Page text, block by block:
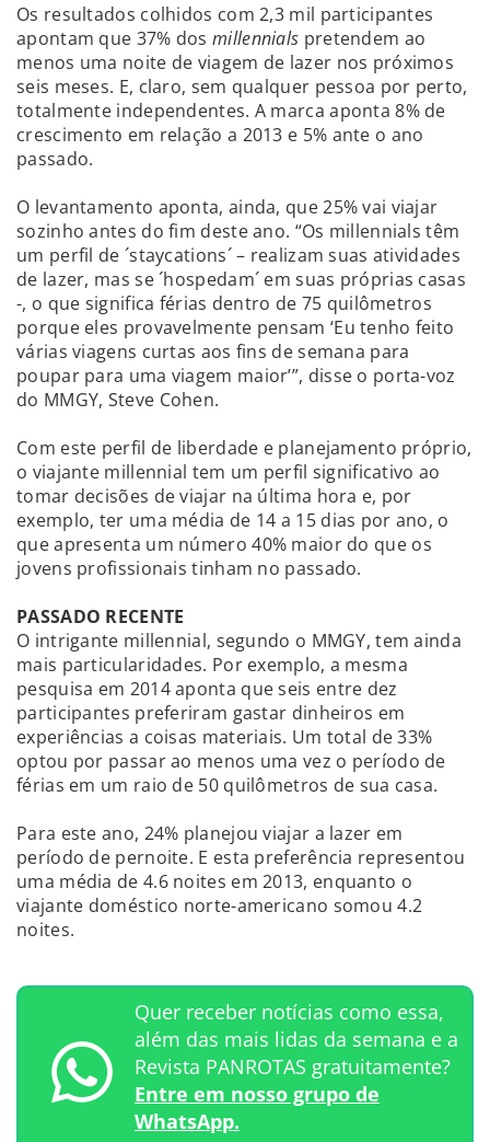
Os resultados colhidos com 2,3 mil participantes
apontam que 37% dosmillennials pretendem ao
menos uma noite de viagem de lazer nos próximos
seis meses. E, claro, sem qualquer pessoa por perto,
totalmente independentes. A marca aponta 8% de
crescimento em relação a 2013 e 5% ante o ano
passado.
O levantamento aponta, ainda, que 25% vai viajar
sozinho antes do fim deste ano. “Os millennials têm
um perfil de ´staycations´ – realizam suas atividades
de lazer, mas se ´hospedam´ em suas próprias casas
-, o que significa férias dentro de 75 quilômetros
porque eles provavelmente pensam ‘Eu tenho feito
várias viagens curtas aos fins de semana para
poupar para uma viagem maior’”, disse o porta-voz
do MMGY, Steve Cohen.
Com este perfil de liberdade e planejamento próprio,
o viajante millennial tem um perfil significativo ao
tomar decisões de viajar na última hora e, por
exemplo, ter uma média de 14 a 15 dias por ano, o
que apresenta um número 40% maior do que os
jovens profissionais tinham no passado.
PASSADO RECENTE
O intrigante millennial, segundo o MMGY, tem ainda
mais particularidades. Por exemplo, a mesma
pesquisa em 2014 aponta que seis entre dez
participantes preferiram gastar dinheiros em
experiências a coisas materiais. Um total de 33%
optou por passar ao menos uma vez o período de
férias em um raio de 50 quilômetros de sua casa.
Para este ano, 24% planejou viajar a lazer em
período de pernoite. E esta preferência representou
uma média de 4.6 noites em 2013, enquanto o
viajante doméstico norte-americano somou 4.2
noites.
Quer receber notícias como essa,
além das mais lidas da semana e a
Revista PANROTAS gratuitamente?
Entre em nosso grupo de
WhatsApp.